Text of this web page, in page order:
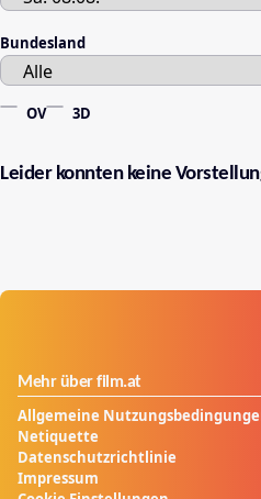
Bundesland
OV 3D
Leider konnten keine
Mehr über film.at
Allgemeine
Netiquette
Datenschutzrichtlinie
Impressum